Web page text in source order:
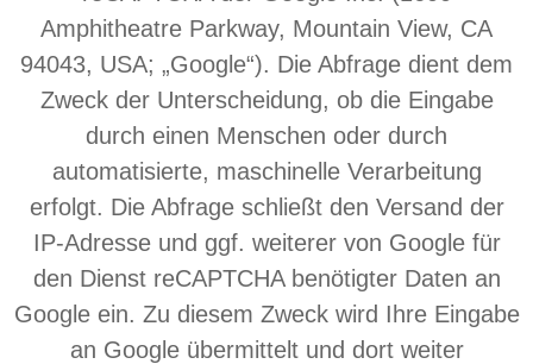
Amphitheatre Parkway, Mountain View, CA
94043, USA; „Google“). Die Abfrage dient dem
Zweck der Unterscheidung, ob die Eingabe
durch einen Menschen oder durch
automatisierte, maschinelle Verarbeitung
erfolgt. Die Abfrage schließt den Versand der
IP-Adresse und ggf. weiterer von Google für
den Dienst reCAPTCHA benötigter Daten an
Google ein. Zu diesem Zweck wird Ihre Eingabe
an Google übermittelt und dort weiter